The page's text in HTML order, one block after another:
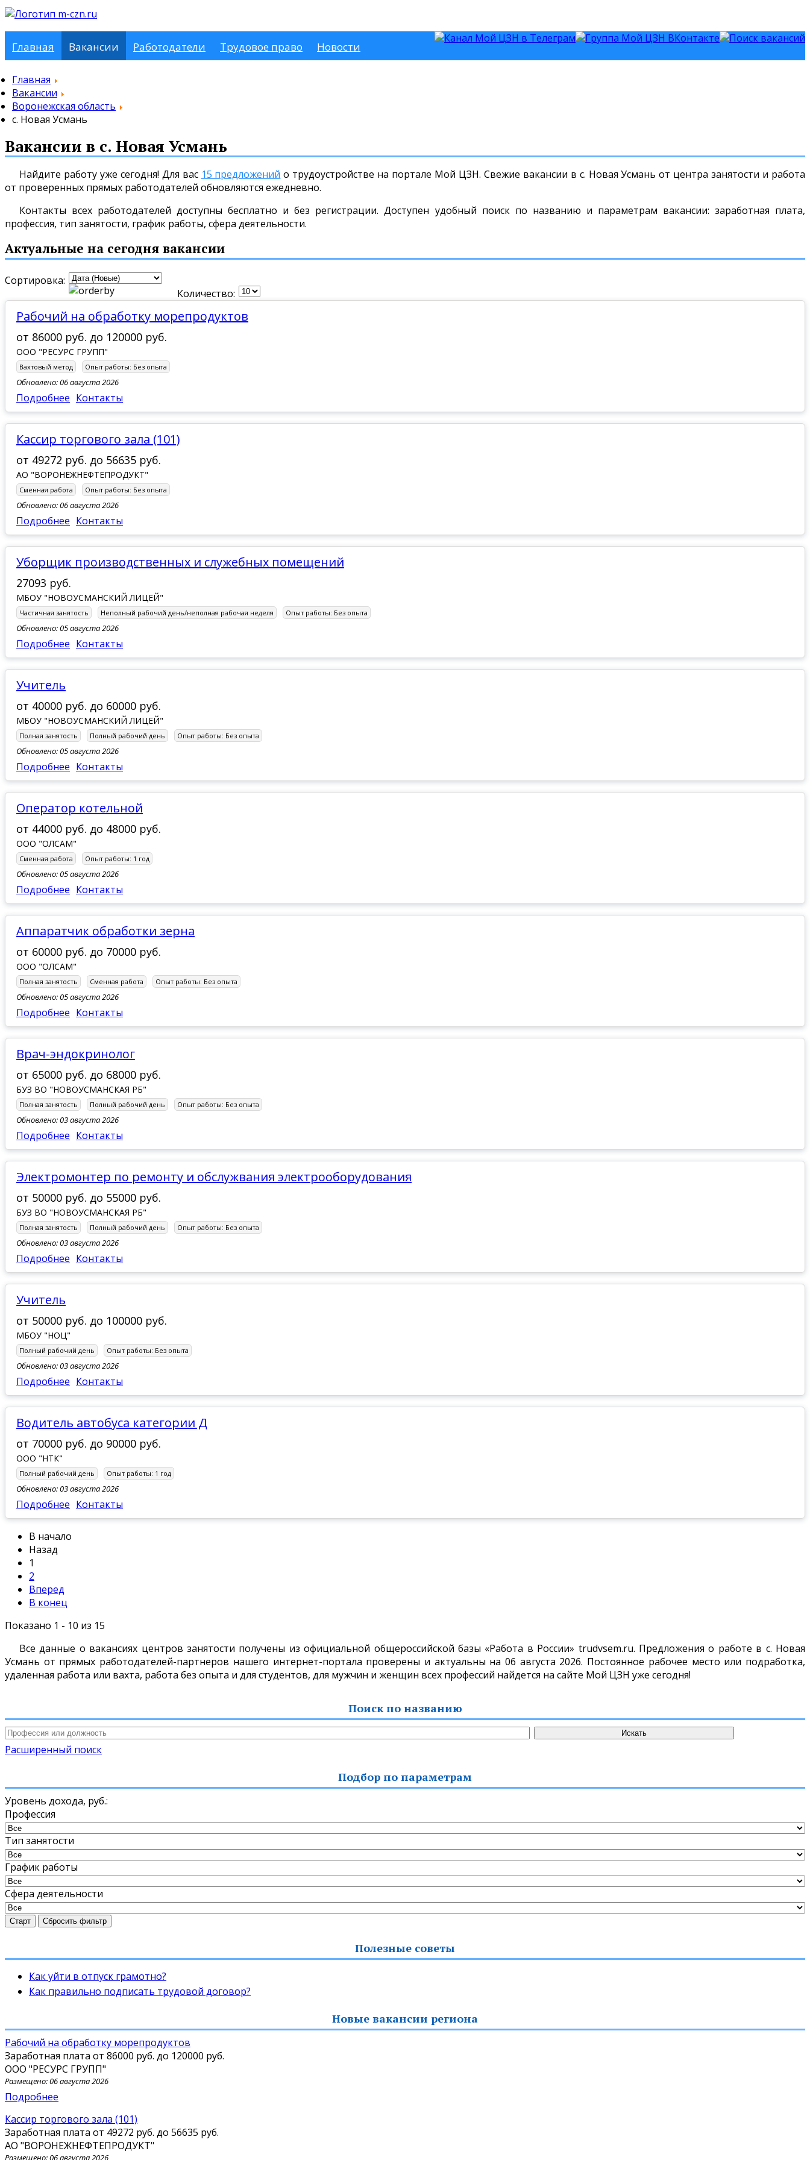
Главная Вакансии Работодатели Трудовое право Новости
Главная
Вакансии
Воронежская область
с. Новая Усмань
Вакансии в с. Новая Усмань
Найдите работу уже сегодня! Для вас 15 предложений о трудоустройстве на портале Мой ЦЗН. Свежие вакансии в с. Новая Усмань от центра занятости и работа
от проверенных прямых работодателей обновляются ежедневно.
Контакты всех работодателей доступны бесплатно и без регистрации. Доступен удобный поиск по названию и параметрам вакансии: заработная плата,
профессия, тип занятости, график работы, сфера деятельности.
Актуальные на сегодня вакансии
Сортировка:
Количество:
Рабочий на обработку морепродуктов
от 86000 руб. до 120000 руб.
ООО "РЕСУРС ГРУПП"
Вахтовый метод Опыт работы: Без опыта
Обновлено: 06 августа 2026
Подробнее Контакты
кассир торгового зала (101)
от 49272 руб. до 56635 руб.
АО "ВОРОНЕЖНЕФТЕПРОДУКТ"
Сменная работа Опыт работы: Без опыта
Обновлено: 06 августа 2026
Подробнее Контакты
Уборщик производственных и служебных помещений
27093 руб.
МБОУ "НОВОУСМАНСКИЙ ЛИЦЕЙ"
Частичная занятость Неполный рабочий день/неполная рабочая неделя Опыт работы: Без опыта
Обновлено: 05 августа 2026
Подробнее Контакты
Учитель
от 40000 руб. до 60000 руб.
МБОУ "НОВОУСМАНСКИЙ ЛИЦЕЙ"
Полная занятость Полный рабочий день Опыт работы: Без опыта
Обновлено: 05 августа 2026
Подробнее Контакты
Оператор котельной
от 44000 руб. до 48000 руб.
ООО "ОЛСАМ"
Сменная работа Опыт работы: 1 год
Обновлено: 05 августа 2026
Подробнее Контакты
Аппаратчик обработки зерна
от 60000 руб. до 70000 руб.
ООО "ОЛСАМ"
Полная занятость Сменная работа Опыт работы: Без опыта
Обновлено: 05 августа 2026
Подробнее Контакты
врач-эндокринолог
от 65000 руб. до 68000 руб.
БУЗ ВО "НОВОУСМАНСКАЯ РБ"
Полная занятость Полный рабочий день Опыт работы: Без опыта
Обновлено: 03 августа 2026
Подробнее Контакты
Электромонтер по ремонту и обслужвания электрооборудования
от 50000 руб. до 55000 руб.
БУЗ ВО "НОВОУСМАНСКАЯ РБ"
Полная занятость Полный рабочий день Опыт работы: Без опыта
Обновлено: 03 августа 2026
Подробнее Контакты
Учитель
от 50000 руб. до 100000 руб.
МБОУ "НОЦ"
Полный рабочий день Опыт работы: Без опыта
Обновлено: 03 августа 2026
Подробнее Контакты
Водитель автобуса категории Д
от 70000 руб. до 90000 руб.
ООО "НТК"
Полный рабочий день Опыт работы: 1 год
Обновлено: 03 августа 2026
Подробнее Контакты
В начало
Назад
1
2
Вперед
В конец
Показано 1 - 10 из 15
Все данные о вакансиях центров занятости получены из официальной общероссийской базы «Работа в России» trudvsem.ru. Предложения о работе в с. Новая
Усмань от прямых работодателей-партнеров нашего интернет-портала проверены и актуальны на 06 августа 2026. Постоянное рабочее место или подработка,
удаленная работа или вахта, работа без опыта и для студентов, для мужчин и женщин всех профессий найдется на сайте Мой ЦЗН уже сегодня!
Поиск по названию
Расширенный поиск
Подбор по параметрам
Уровень дохода, руб.:
Профессия
Тип занятости
График работы
Сфера деятельности
Старт Сбросить фильтр
Полезные советы
Как уйти в отпуск грамотно?
Как правильно подписать трудовой договор?
Новые вакансии региона
Рабочий на обработку морепродуктов
Заработная плата от 86000 руб. до 120000 руб.
ООО "РЕСУРС ГРУПП"
Размещено: 06 августа 2026
Подробнее
кассир торгового зала (101)
Заработная плата от 49272 руб. до 56635 руб.
АО "ВОРОНЕЖНЕФТЕПРОДУКТ"
Размещено: 06 августа 2026